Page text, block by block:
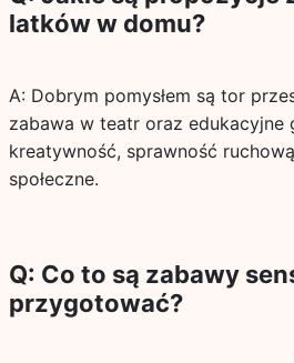
latków w domu?
A: Dobrym pomysłem są tor
zabawa w teatr oraz edukacyjne
kreatywność, sprawność
społeczne.
Q: Co to są zabawy
przygotować?